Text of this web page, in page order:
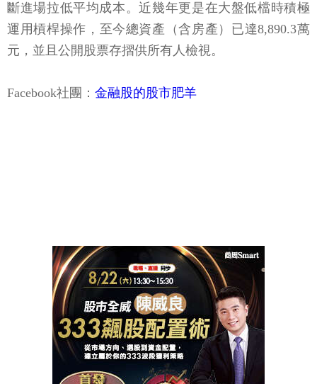
斷進場拉低平均成本。近幾年更是在大盤低檔時積極
運用槓桿操作，至今總資產（含房產）已達8,890.3萬
元，並且公開股票存摺供所有人檢視。
Facebook社團： 金融股的股市肥羊